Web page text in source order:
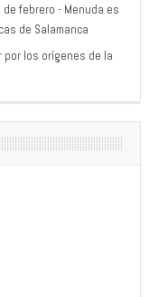
febrero - Menuda es
de Salamanca
por los orígenes de la